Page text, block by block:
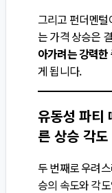
그리고 펀더멘
는 가격 상승은
아가려는 강력한
게 됩니다.
유동성 파티
른 상승 각도
두 번째로 우려
승의 속도와 각